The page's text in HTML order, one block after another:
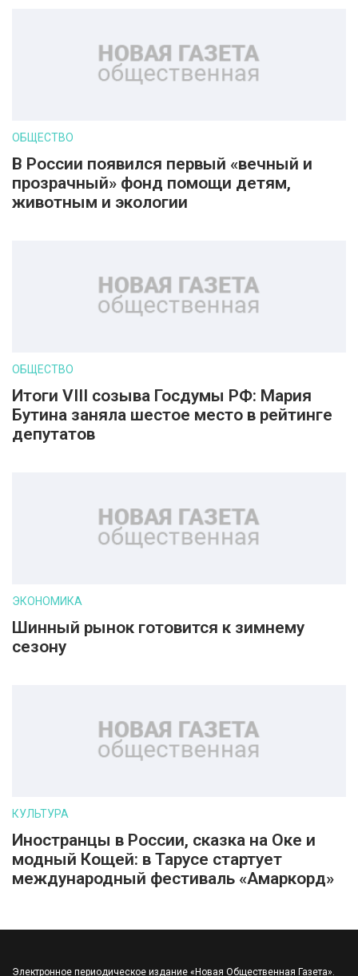
ОБЩЕСТВО
В России появился первый «вечный и
прозрачный» фонд помощи детям,
животным и экологии
ОБЩЕСТВО
Итоги VIII созыва Госдумы РФ: Мария
Бутина заняла шестое место в рейтинге
депутатов
ЭКОНОМИКА
Шинный рынок готовится к зимнему
сезону
КУЛЬТУРА
Иностранцы в России, сказка на Оке и
модный Кощей: в Тарусе стартует
международный фестиваль «Амаркорд»
Электронное периодическое издание «Новая Общественная Газета».